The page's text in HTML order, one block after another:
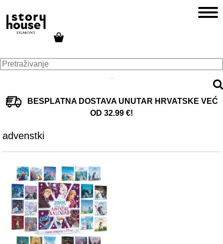
BESPLATNA DOSTAVA UNUTAR HRVATSKE VEĆ
OD 32.99 €!
advenstki